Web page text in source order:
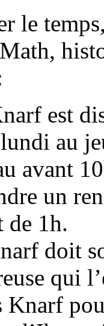
le
est
au
avant
un
de 1h.
doit
qui